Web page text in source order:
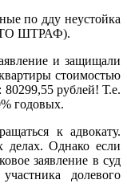
по дду неустойка
ШТРАФ).
и защищали
стоимостью
рублей! Т.е.
годовых.
к адвокату.
делах. Однако если
заявление в суд
долевого